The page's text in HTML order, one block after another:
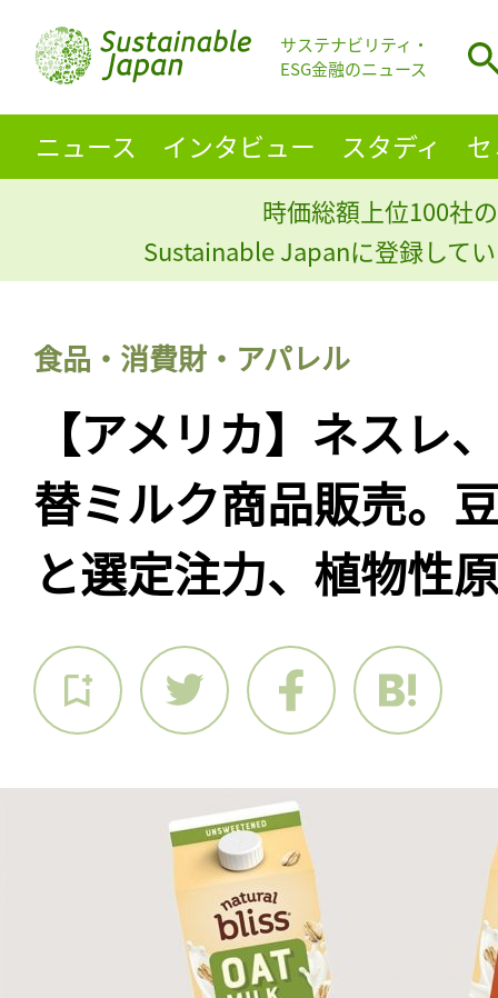
サステナビリティ・
ESG金融のニュース
ニュース インタビュー スタディ
時価総額上位100社
Sustainable Japanに登録して
食品・消費財・アパレル
【アメリカ】ネスレ
替ミルク商品販売。
と選定注力、植物性